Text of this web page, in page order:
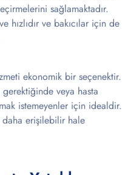
sağlamaktadır.
hızlıdır ve bakıcılar için de
ekonomik bir seçenektir.
gerektiğinde veya hasta
istemeyenler için idealdir.
daha erişilebilir hale